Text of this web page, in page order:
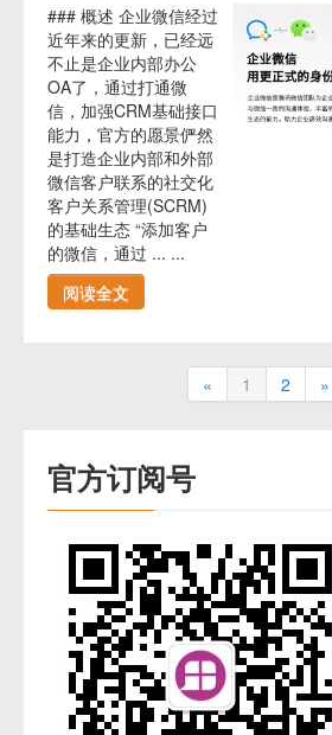
### 概述 企业微信经过
近年来的更新，已经远
不止是企业内部办公
OA了，通过打通微
信，加强CRM基础接口
能力，官方的愿景俨然
是打造企业内部和外部
微信客户联系的社交化
客户关系管理(SCRM)
的基础生态 “添加客户
的微信，通过 ... ...
阅读全文
« 1 2 »
官方订阅号